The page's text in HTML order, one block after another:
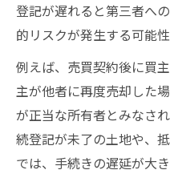
登記が遅れると第三者へ
的リスクが発生する可能
例えば、売買契約後に買
主が他者に再度売却した
が正当な所有者とみなさ
続登記が未了の土地や、
では、手続きの遅延が大